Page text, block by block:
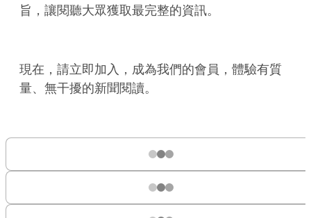
旨，讓閱聽大眾獲取最完整的資訊。
現在，請立即加入，成為我們的會員，體驗有質
量、無干擾的新聞閱讀。